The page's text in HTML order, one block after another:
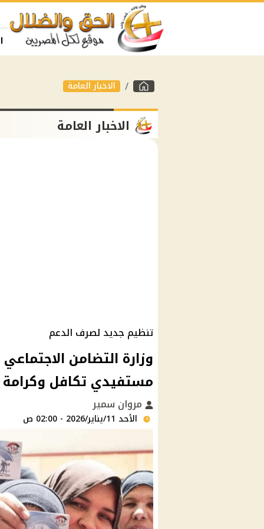
الاخبار العامة
الاخبار العامة
تنظيم جديد لصرف الدعم
وزارة التضامن
مستفيدي تكافل وكرامة
مروان سمير
الأحد 11/يناير/2026 - 02:00 ص